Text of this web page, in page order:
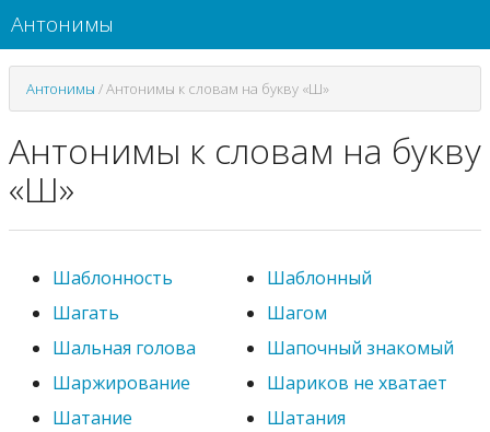
Антонимы
Антонимы /Антонимы к словам на букву «Ш»
Антонимы к словам на букву
«Ш»
Шаблонность
Шаблонный
Шагать
Шагом
Шальная голова
Шапочный знакомый
Шаржирование
Шариков не хватает
Шатание
Шатания